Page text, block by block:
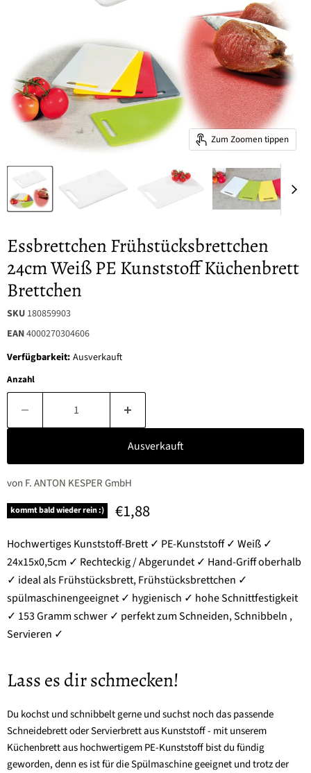
Zum Zoomen tippen
Essbrettchen Frühstücksbrettchen
24cm Weiß PE Kunststoff Küchenbrett
Brettchen
SKU 180859903
EAN4000270304606
Verfügbarkeit: Ausverkauft
Anzahl
Ausverkauft
von F. ANTON KESPER GmbH
kommt bald wieder rein :) Aktueller Preis
€1,88
Hochwertiges Kunststoff-Brett ✓ PE-Kunststoff ✓ Weiß ✓
24x15x0,5cm ✓ Rechteckig / Abgerundet ✓ Hand-Griff oberhalb
✓ ideal als Frühstücksbrett, Frühstücksbrettchen ✓
spülmaschinengeeignet ✓ hygienisch ✓ hohe Schnittfestigkeit
✓ 153 Gramm schwer ✓ perfekt zum Schneiden, Schnibbeln ,
Servieren ✓
Lass es dir schmecken!
Du kochst und schnibbelt gerne und suchst noch das passende
Schneidebrett oder Servierbrett aus Kunststoff - mit unserem
Küchenbrett aus hochwertigem PE-Kunststoff bist du fündig
geworden, denn es ist für die Spülmaschine geeignet und trotz der